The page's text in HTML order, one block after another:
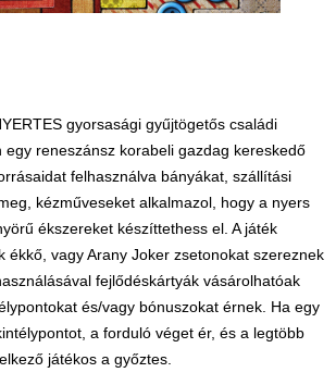
gyorsasági gyűjtögetős családi
egy reneszánsz korabeli gazdag kereskedő
felhasználva bányákat, szállítási
kézműveseket alkalmazol, hogy a nyers
ékszereket készíttethess el. A játék
ékkő, vagy Arany Joker zsetonokat szereznek
fejlődéskártyák vásárolhatóak
és/vagy bónuszokat érnek. Ha egy
a forduló véget ér, és a legtöbb
játékos a győztes.